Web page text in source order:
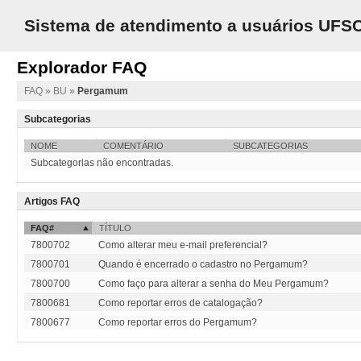
Sistema de atendimento a usuários
Explorador FAQ
FAQ » BU » Pergamum
Subcategorias
NOME COMENTÁRIO SUBCATEGORIAS
Subcategorias não encontradas.
Artigos FAQ
FAQ# TÍTULO
7800702
Como alterar meu e-mail preferencial?
7800701
Quando é encerrado o cadastro no Pergamum?
7800700
Como faço para alterar a senha do Meu Pergamum?
7800681
Como reportar erros de catalogação?
7800677
Como reportar erros do Pergamum?